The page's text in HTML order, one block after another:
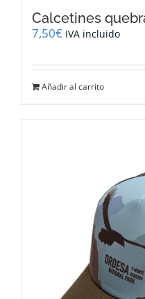
Calcetines
7,50€ IVA incluido
Añadir al carrito